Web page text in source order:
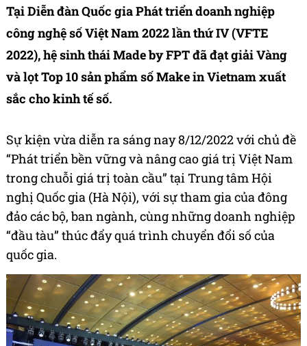
Tại Diễn đàn Quốc gia Phát triển doanh nghiệp
công nghệ số Việt Nam 2022 lần thứ IV (VFTE
2022), hệ sinh thái Made by FPT đã đạt giải Vàng
và lọt Top 10 sản phẩm số Make in Vietnam xuất
sắc cho kinh tế số.
Sự kiện vừa diễn ra sáng nay 8/12/2022 với chủ đề
“Phát triển bền vững và nâng cao giá trị Việt Nam
trong chuỗi giá trị toàn cầu” tại Trung tâm Hội
nghị Quốc gia (Hà Nội), với sự tham gia của đông
đảo các bộ, ban ngành, cùng những doanh nghiệp
“đầu tàu” thúc đẩy quá trình chuyển đổi số của
quốc gia.